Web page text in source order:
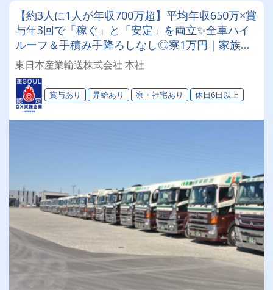
【約3人に1人が年収700万超】平均年収650万×賞
与年3回で「稼ぐ」と「安定」を両立✨全車ハイ
ルーフ＆手積み手降ろしなし◎寮1万円｜家族手
当｜現金支給の手当も充実！設立33年の老舗企業
で、大型トレーラー（地場）に挑戦しませんか★
東日本産業輸送株式会社 本社
賞与あり 昇給あり 寮・社宅あり 休日6日以上